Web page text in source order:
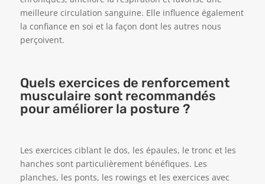
meilleure circulation sanguine. Elle influence également
la confiance en soi et la façon dont les autres nous
perçoivent.
Quels exercices de renforcement
musculaire sont recommandés
pour améliorer la posture ?
Les exercices ciblant le dos, les épaules, le tronc et les
hanches sont particulièrement bénéfiques. Les
planches, les ponts, les rowings et les exercices avec